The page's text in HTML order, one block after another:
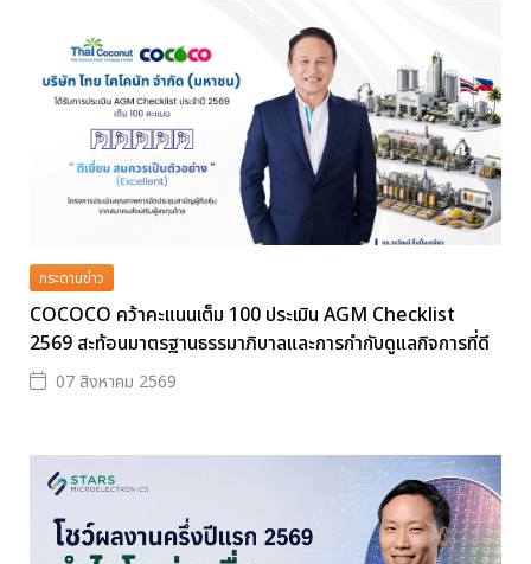
กระดานข่าว
COCOCO คว้าคะแนนเต็ม 100 ประเมิน AGM Checklist
2569 สะท้อนมาตรฐานธรรมาภิบาลและการกำกับดูแลกิจการที่ดี
07 สิงหาคม 2569